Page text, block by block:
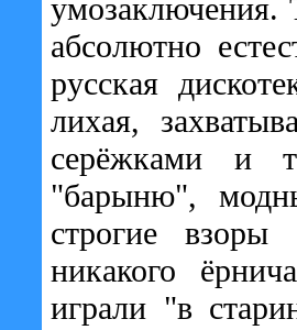
умозаключения.
абсолютно
русская
лихая,
серёжками и
"барыню",
строгие взоры
никакого
играли "в